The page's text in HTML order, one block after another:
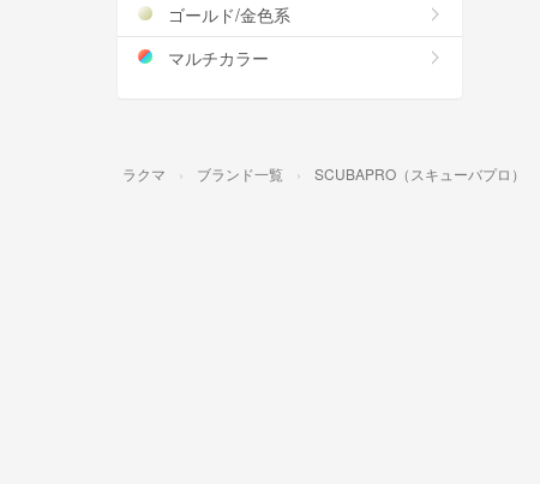
ゴールド/金色系
マルチカラー
ラクマ ブランド一覧 SCUBAPRO（スキューバプロ）